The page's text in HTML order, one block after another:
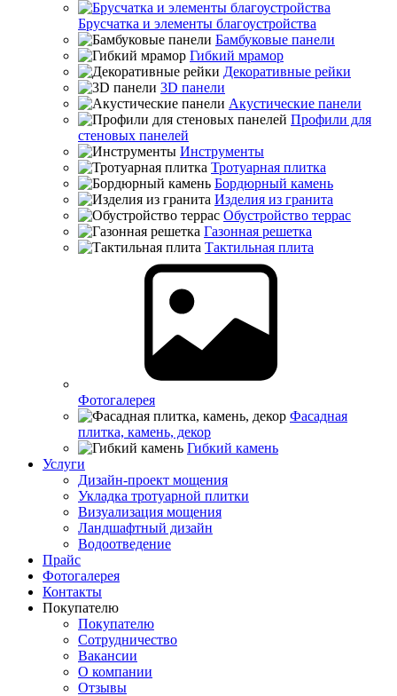
Брусчатка и элементы благоустройства
Бамбуковые панели
Гибкий мрамор
Декоративные рейки
3D панели
Акустические панели
Профили для
стеновых панелей
Инструменты
Тротуарная плитка
Бордюрный камень
Изделия из гранита
Обустройство террас
Газонная решетка
Тактильная плита
Фотогалерея
Фасадная
плитка, камень, декор
Гибкий камень
Услуги
Дизайн-проект мощения
Укладка тротуарной плитки
Визуализация мощения
Ландшафтный дизайн
Водоотведение
Прайс
Фотогалерея
Контакты
Покупателю
Покупателю
Сотрудничество
Вакансии
О компании
Отзывы